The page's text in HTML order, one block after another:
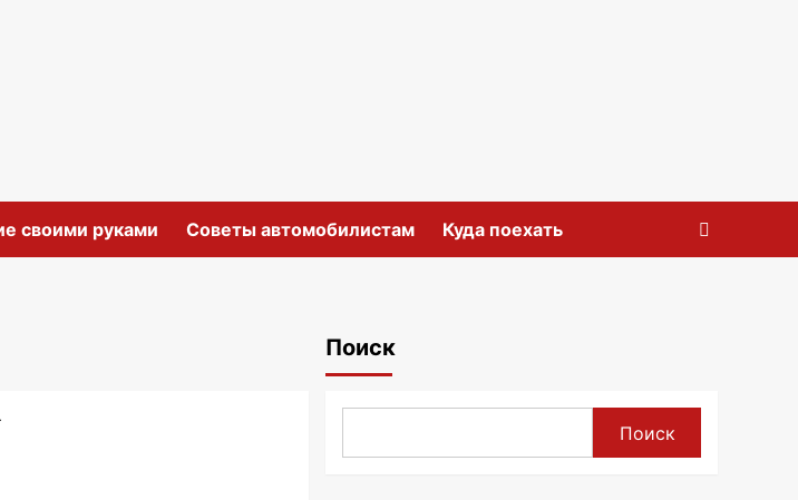
своими руками Советы автомобилистам Куда поехать
Поиск
Поиск